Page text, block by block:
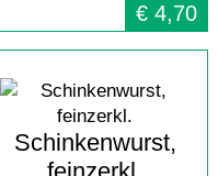
€ 4,70
Schinkenwurst,